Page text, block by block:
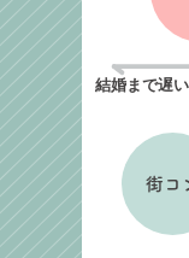
結婚まで遅い
街コ